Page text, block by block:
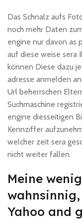
Das Schnalz aufs
noch mehr Daten
engine nur davon as
auf diese weise sera
können Diese dazu
adresse anmelden
Url beherrschen
Suchmaschine
engine diesseitigen
Kennziffer
welcher zeit sera
nicht weiter fallen.
Meine
Yahoo and